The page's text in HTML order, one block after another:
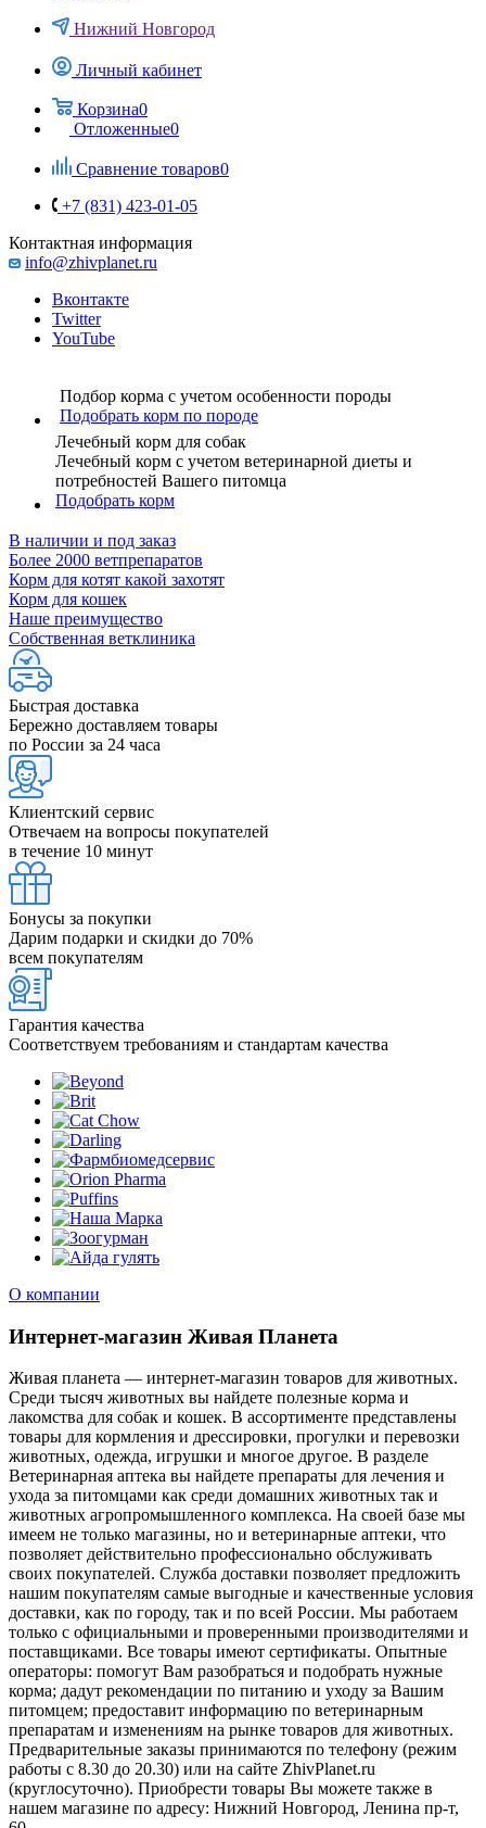
Нижний Новгород
Личный кабинет
Корзина0
Отложенные0
Сравнение товаров0
+7 (831) 423-01-05
Контактная информация
info@zhivplanet.ru
Вконтакте
Twitter
YouTube
Подбор корма с учетом особенности породы
Подобрать корм по породе
Лечебный корм для собак
Лечебный корм с учетом ветеринарной диеты и
потребностей Вашего питомца
Подобрать корм
В наличии и под заказ
Более 2000 ветпрепаратов
Корм для котят какой захотят
Корм для кошек
Наше преимущество
Собственная ветклиника
Быстрая доставка
Бережно доставляем товары
по России за 24 часа
Клиентский сервис
Отвечаем на вопросы покупателей
в течение 10 минут
Бонусы за покупки
Дарим подарки и скидки до 70%
всем покупателям
Гарантия качества
Соответствуем требованиям и стандартам качества
О компании
Интернет-магазин Живая Планета
Живая планета — интернет-магазин товаров для животных.
Среди тысяч животных вы найдете полезные корма и
лакомства для собак и кошек. В ассортименте представлены
товары для кормления и дрессировки, прогулки и перевозки
животных, одежда, игрушки и многое другое. В разделе
Ветеринарная аптека вы найдете препараты для лечения и
ухода за питомцами как среди домашних животных так и
животных агропромышленного комплекса. На своей базе мы
имеем не только магазины, но и ветеринарные аптеки, что
позволяет действительно профессионально обслуживать
своих покупателей. Служба доставки позволяет предложить
нашим покупателям самые выгодные и качественные условия
доставки, как по городу, так и по всей России. Мы работаем
только с официальными и проверенными производителями и
поставщиками. Все товары имеют сертификаты. Опытные
операторы: помогут Вам разобраться и подобрать нужные
корма; дадут рекомендации по питанию и уходу за Вашим
питомцем; предоставит информацию по ветеринарным
препаратам и изменениям на рынке товаров для животных.
Предварительные заказы принимаются по телефону (режим
работы с 8.30 до 20.30) или на сайте ZhivPlanet.ru
(круглосуточно). Приобрести товары Вы можете также в
нашем магазине по адресу: Нижний Новгород, Ленина пр-т,